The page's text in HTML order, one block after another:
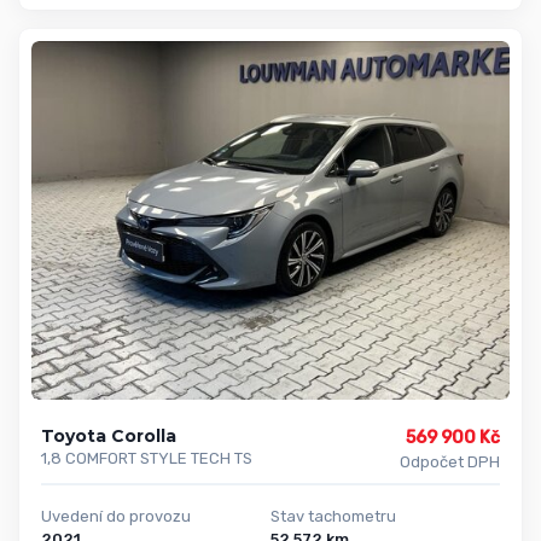
Toyota Corolla
1,8 COMFORT STYLE TECH TS
569 900 Kč
Odpočet DPH
Uvedení do provozu
Stav tachometru